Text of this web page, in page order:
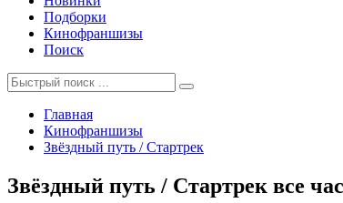
Подборки
Кинофраншизы
Поиск
Главная
Кинофраншизы
Звёздный путь / Стартрек
Звёздный путь / Стартрек все